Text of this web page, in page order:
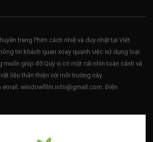
trang Phim cách nhiệ và duy nhật tại Việt
tin khách quan xoay quanh việc sử dụng loại
muốn giúp đỡ Quý vị có một cái nhìn toàn cảnh và
liệu thân thiện với môi trường này.
email: windowfilm.info@gmail.com. Điện